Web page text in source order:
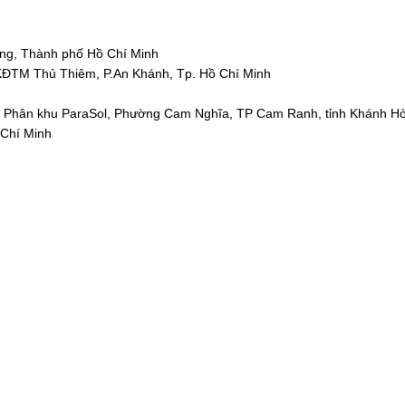
Thành phố Hồ Chí Minh
Thủ Thiêm, P.An Khánh, Tp. Hồ Chí Minh
khu ParaSol, Phường Cam Nghĩa, TP Cam Ranh, tỉnh Khánh
Minh